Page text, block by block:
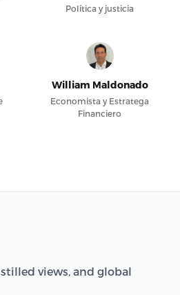
Política y justicia
William Maldonado
Economista y Estratega
Financiero
views, and global